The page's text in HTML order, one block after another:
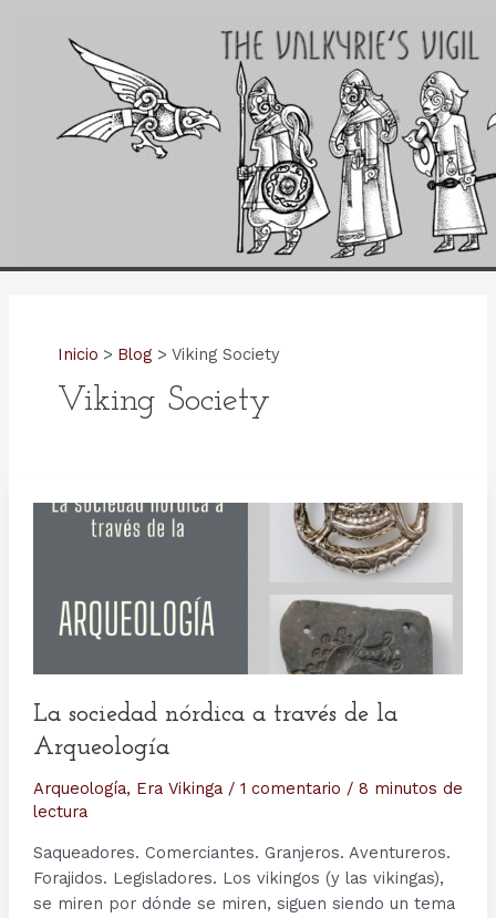
Inicio Blog Viking Society
Viking Society
La sociedad nórdica a través de la
Arqueología
Arqueología, Era Vikinga/ 1 comentario / 8 minutos de
lectura
Saqueadores. Comerciantes. Granjeros. Aventureros.
Forajidos. Legisladores. Los vikingos (y las vikingas),
se miren por dónde se miren, siguen siendo un tema